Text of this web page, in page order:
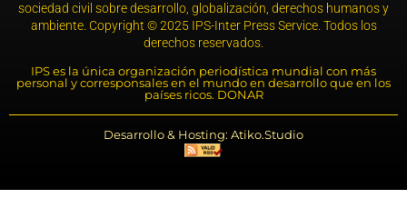
sociedad civil sobre desarrollo, globalización, derechos humanos y
ambiente. Copyright © 2025 IPS-Inter Press Service. Todos los
derechos reservados.
IPS es la única organización periodística mundial con más
personal y corresponsales en el mundo en desarrollo que en los
países ricos. DONAR
Desarrollo & Hosting: Atiko.Studio